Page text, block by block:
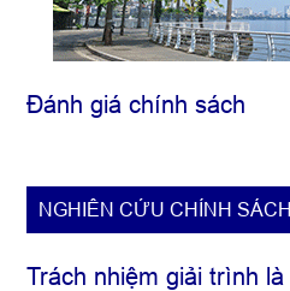
Đánh giá chính sách
NGHIÊN CỨU CHÍNH SÁCH
Trách nhiệm giải trình là